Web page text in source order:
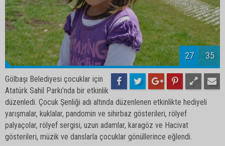
29 35
Gölbaşı Belediyesi çocuklar için
Atatürk Sahil Parkı’nda bir etkinlik
düzenledi. Çocuk Şenliği adı altında düzenlenen etkinlikte hediyeli
yarışmalar, kuklalar, pandomin ve sihirbaz gösterileri, rölyef
palyaçolar, rölyef sergisi, uzun adamlar, karagöz ve Hacivat
gösterileri, müzik ve danslarla çocuklar gönüllerince eğlendi.